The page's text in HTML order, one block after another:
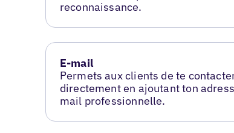
reconnaissance.
E-mail
Permets aux clients de te
directement en ajoutant ton
mail professionnelle.